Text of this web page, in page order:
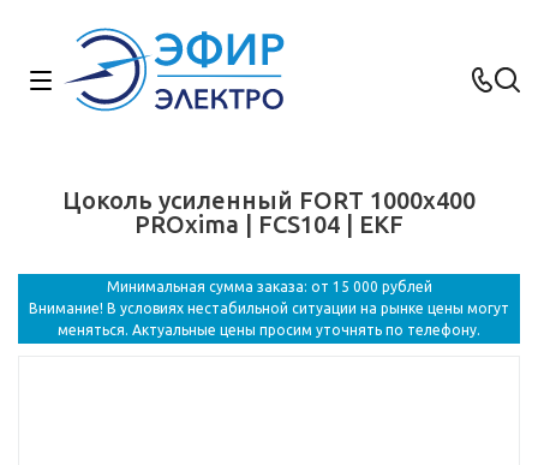
Цоколь усиленный FORT 1000х400
PROxima | FCS104 | EKF
Минимальная сумма заказа: от 15 000 рублей
Внимание! В условиях нестабильной ситуации на рынке цены могут
меняться. Актуальные цены просим уточнять по телефону.